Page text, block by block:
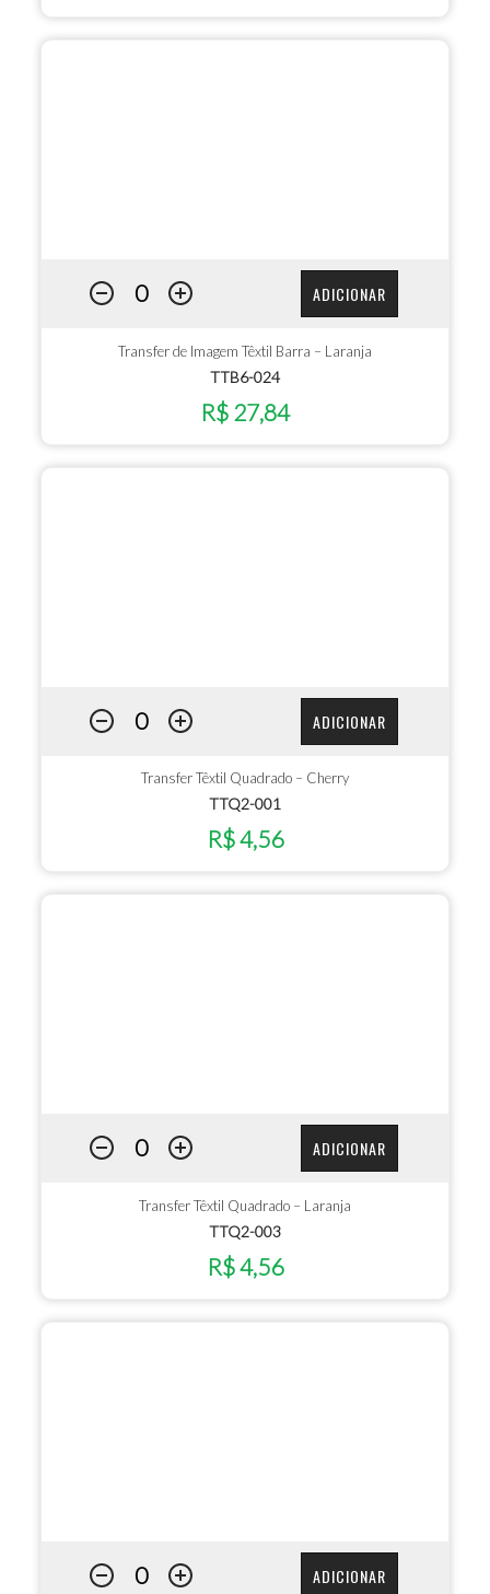
ADICIONAR
Transfer de Imagem Têxtil Barra – Laranja
TTB6-024
R$ 27,84
ADICIONAR
Transfer Têxtil Quadrado – Cherry
TTQ2-001
R$ 4,56
ADICIONAR
Transfer Têxtil Quadrado – Laranja
TTQ2-003
R$ 4,56
ADICIONAR